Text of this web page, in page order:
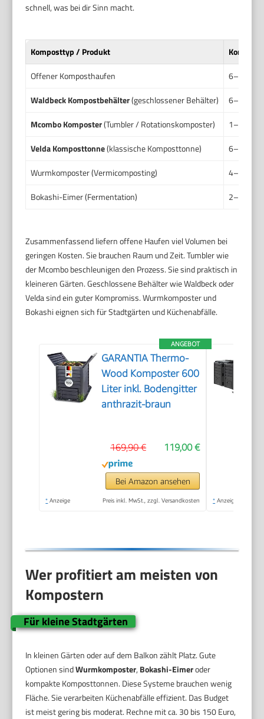
schnell, was bei dir Sinn macht.
Komposttyp / Produkt
Offener Komposthaufen
6–24
Waldbeck Kompostbehälter(geschlossener Behälter)
6–12
Mcombo Komposter(Tumbler / Rotationskomposter)
1–3
Velda Komposttonne(klassische Komposttonne)
6–12
Wurmkomposter (Vermicomposting)
4–12
Bokashi-Eimer (Fermentation)
2–4
Zusammenfassend liefern offene Haufen viel Volumen bei
geringen Kosten. Sie brauchen Raum und Zeit. Tumbler wie
der Mcombo beschleunigen den Prozess. Sie sind praktisch in
kleineren Gärten. Geschlossene Behälter wie Waldbeck oder
Velda sind ein guter Kompromiss. Wurmkomposter und
Bokashi eignen sich für Stadtgärten und Küchenabfälle.
ANGEBOT
GARANTIA Thermo-
Wood Komposter 600
Liter inkl. Bodengitter
anthrazit-braun
119,00 €
169,90 €
Bei Amazon ansehen
* Anzeige Preis inkl. MwSt., zzgl. Versandkosten * Anzeige
Wer profitiert am meisten von
Kompostern
Für kleine Stadtgärten
In kleinen Gärten oder auf dem Balkon zählt Platz. Gute
Optionen sindWurmkomposter, Bokashi-Eimeroder
kompakte Komposttonnen. Diese Systeme brauchen wenig
Fläche. Sie verarbeiten Küchenabfälle effizient. Das Budget
ist meist gering bis moderat. Rechne mit ca. 30 bis 150 Euro,